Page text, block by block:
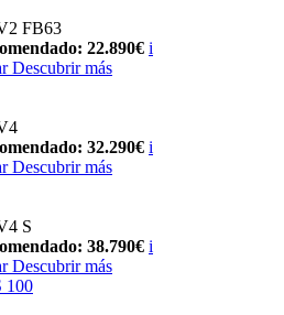
FB63
22.890€ i
Descubrir más
32.290€ i
Descubrir más
S
38.790€ i
Descubrir más
100